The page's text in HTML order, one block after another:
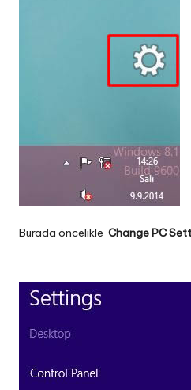
Burada öncelikle Change PC